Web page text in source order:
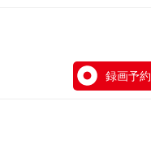
録画予約